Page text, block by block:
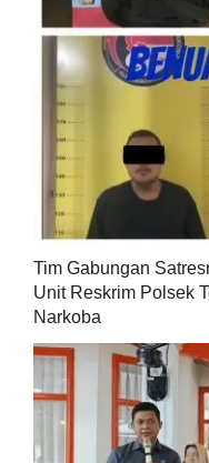
Tim Gabungan
Unit Reskrim Polsek
Narkoba